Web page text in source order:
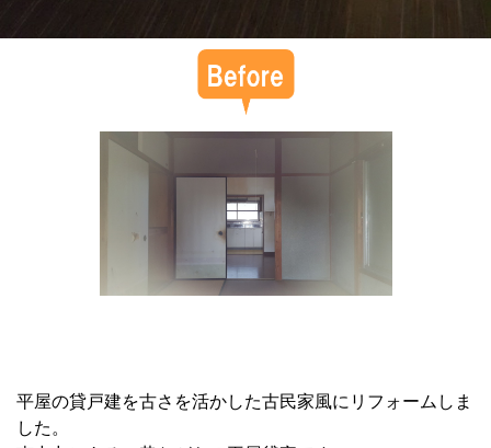
平屋の貸戸建を古さを活かした古民家風にリフォームしま
した。